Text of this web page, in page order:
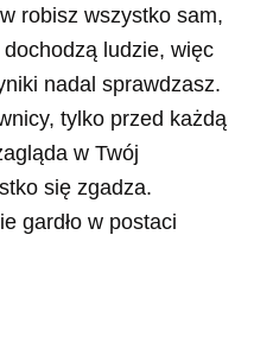
robisz wszystko sam,
ludzie, więc
nadal sprawdzasz.
tylko przed każdą
w Twój
się zgadza.
gardło w postaci